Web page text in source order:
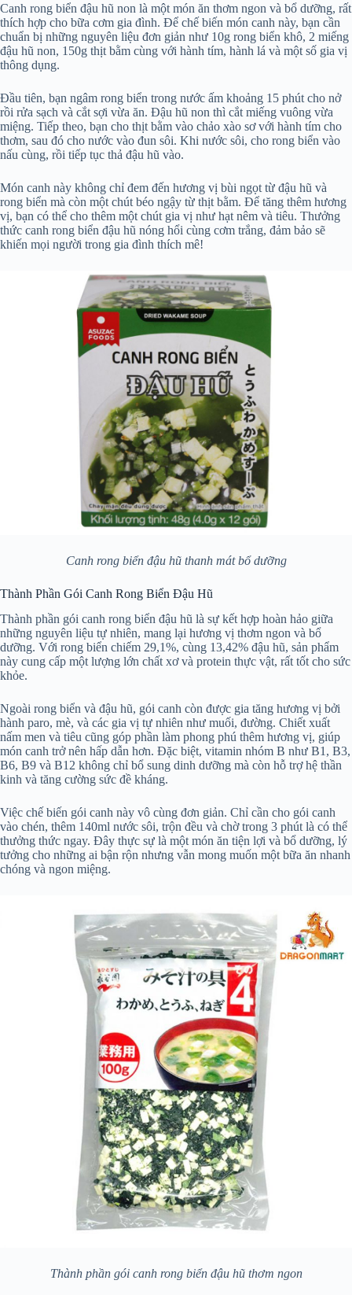
Canh rong biển đậu hũ non là một món ăn thơm ngon và bổ dưỡng, rất
thích hợp cho bữa cơm gia đình. Để chế biến món canh này, bạn cần
chuẩn bị những nguyên liệu đơn giản như 10g rong biển khô, 2 miếng
đậu hũ non, 150g thịt bằm cùng với hành tím, hành lá và một số gia vị
thông dụng.
Đầu tiên, bạn ngâm rong biển trong nước ấm khoảng 15 phút cho nở
rồi rửa sạch và cắt sợi vừa ăn. Đậu hũ non thì cắt miếng vuông vừa
miệng. Tiếp theo, bạn cho thịt bằm vào chảo xào sơ với hành tím cho
thơm, sau đó cho nước vào đun sôi. Khi nước sôi, cho rong biển vào
nấu cùng, rồi tiếp tục thả đậu hũ vào.
Món canh này không chỉ đem đến hương vị bùi ngọt từ đậu hũ và
rong biển mà còn một chút béo ngậy từ thịt bằm. Để tăng thêm hương
vị, bạn có thể cho thêm một chút gia vị như hạt nêm và tiêu. Thưởng
thức canh rong biển đậu hũ nóng hổi cùng cơm trắng, đảm bảo sẽ
khiến mọi người trong gia đình thích mê!
Canh rong biển đậu hũ thanh mát bổ dưỡng
Thành Phần Gói Canh Rong Biển Đậu Hũ
Thành phần gói canh rong biển đậu hũ là sự kết hợp hoàn hảo giữa
những nguyên liệu tự nhiên, mang lại hương vị thơm ngon và bổ
dưỡng. Với rong biển chiếm 29,1%, cùng 13,42% đậu hũ, sản phẩm
này cung cấp một lượng lớn chất xơ và protein thực vật, rất tốt cho sức
khỏe.
Ngoài rong biển và đậu hũ, gói canh còn được gia tăng hương vị bởi
hành paro, mè, và các gia vị tự nhiên như muối, đường. Chiết xuất
nấm men và tiêu cũng góp phần làm phong phú thêm hương vị, giúp
món canh trở nên hấp dẫn hơn. Đặc biệt, vitamin nhóm B như B1, B3,
B6, B9 và B12 không chỉ bổ sung dinh dưỡng mà còn hỗ trợ hệ thần
kinh và tăng cường sức đề kháng.
Việc chế biến gói canh này vô cùng đơn giản. Chỉ cần cho gói canh
vào chén, thêm 140ml nước sôi, trộn đều và chờ trong 3 phút là có thể
thưởng thức ngay. Đây thực sự là một món ăn tiện lợi và bổ dưỡng, lý
tưởng cho những ai bận rộn nhưng vẫn mong muốn một bữa ăn nhanh
chóng và ngon miệng.
Thành phần gói canh rong biển đậu hũ thơm ngon